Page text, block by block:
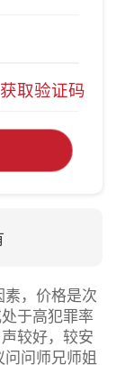
获取验证码
，价格是次
于高犯罪率
较好，较安
问师兄师姐